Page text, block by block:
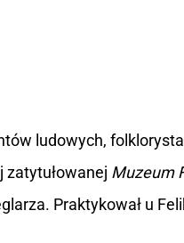
ludowych,
zatytułowanej Muzeum
Praktykował u